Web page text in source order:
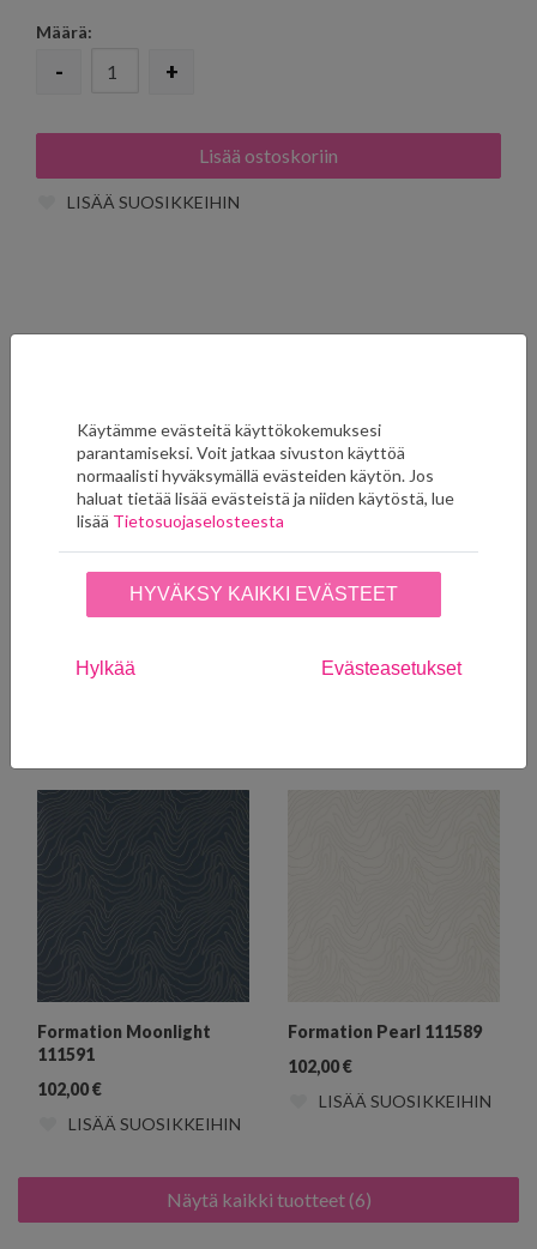
Määrä:
- +
LISÄÄ SUOSIKKEIHIN
Ryhmän muut tuotteet
113100
113098
Formation Moonlight
111591
102,00€
LISÄÄ SUOSIKKEIHIN
Formation Pearl 111589
102,00€
LISÄÄ SUOSIKKEIHIN
Näytä kaikki tuotteet (6)
Käytämme evästeitä käyttökokemuksesi
parantamiseksi. Voit jatkaa sivuston käyttöä
normaalisti hyväksymällä evästeiden käytön. Jos
haluat tietää lisää evästeistä ja niiden käytöstä, lue
lisää Tietosuojaselosteesta
HYVÄKSY KAIKKI EVÄSTEET
Hylkää Evästeasetukset